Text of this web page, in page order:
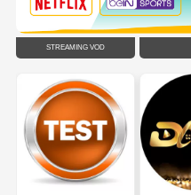
STREAMING VOD